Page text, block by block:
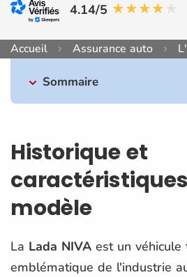
4.14/5
Accueil Assurance auto
Sommaire
Historique et
modèle
La Lada NIVA est un
emblématique de l'industrie